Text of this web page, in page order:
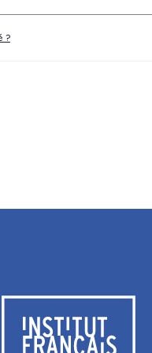
?
Visiter le site de l’Institut français